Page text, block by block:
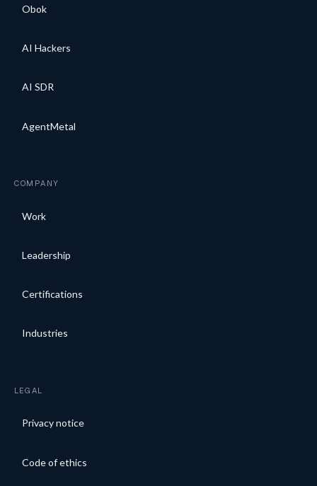
Obok
AI Hackers
AI SDR
AgentMetal
COMPANY
Work
Leadership
Certifications
Industries
LEGAL
Privacy notice
Code of ethics